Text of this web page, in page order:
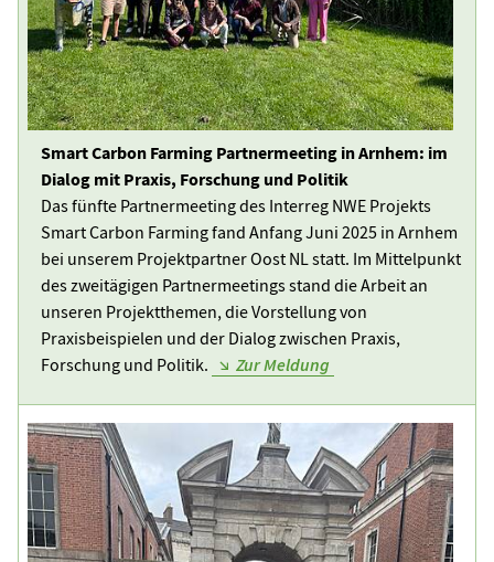
Smart Carbon Farming Partnermeeting in Arnhem: im
Dialog mit Praxis, Forschung und Politik
Das fünfte Partnermeeting des Interreg NWE Projekts
Smart Carbon Farming fand Anfang Juni 2025 in Arnhem
bei unserem Projektpartner Oost NL statt. Im Mittelpunkt
des zweitägigen Partnermeetings stand die Arbeit an
unseren Projektthemen, die Vorstellung von
Praxisbeispielen und der Dialog zwischen Praxis,
Forschung und Politik.
Zur Meldung